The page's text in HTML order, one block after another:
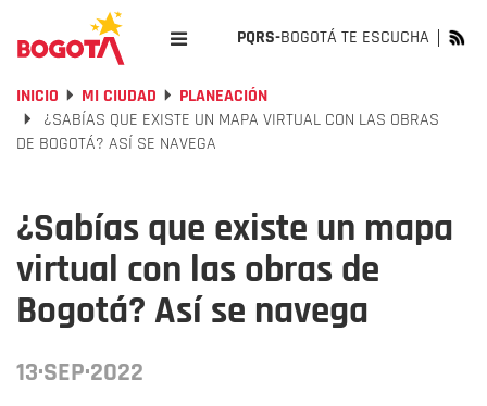
PQRS-BOGOTÁ TE ESCUCHA
INICIO MI CIUDAD
PLANEACIÓN
¿SABÍAS QUE EXISTE UN MAPA VIRTUAL CON LAS OBRAS
DE BOGOTÁ? ASÍ SE NAVEGA
¿Sabías que existe un mapa
virtual con las obras de
Bogotá? Así se navega
13·SEP·2022